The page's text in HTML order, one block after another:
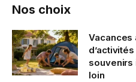
Nos choix
Vacances
souvenirs
loin